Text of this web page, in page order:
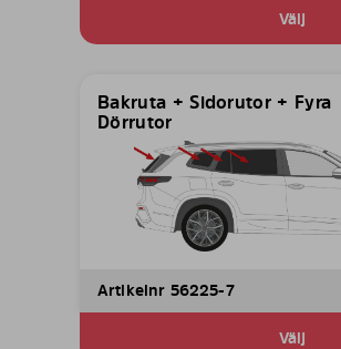
Välj
Bakruta + Sidorutor + Fyra
Dörrutor
Artikelnr 56225-7
Välj